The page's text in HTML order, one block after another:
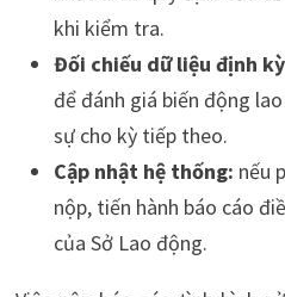
khi kiểm tra.
Đối chiếu dữ liệu định
để đánh giá biến động
sự cho kỳ tiếp theo.
Cập nhật hệ thống: nếu
nộp, tiến hành báo cáo
của Sở Lao động.